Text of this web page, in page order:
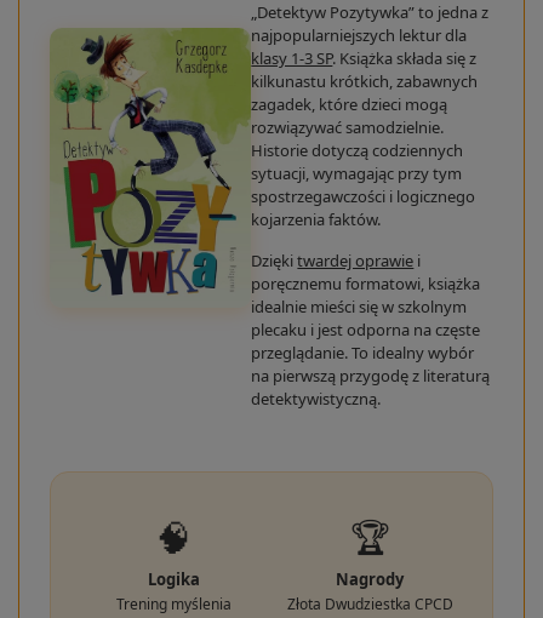
„Detektyw Pozytywka” to jedna z
najpopularniejszych lektur dla
klasy 1-3 SP. Książka składa się z
kilkunastu krótkich, zabawnych
zagadek, które dzieci mogą
rozwiązywać samodzielnie.
Historie dotyczą codziennych
sytuacji, wymagając przy tym
spostrzegawczości i logicznego
kojarzenia faktów.
Dziękitwardej oprawie i
poręcznemu formatowi, książka
idealnie mieści się w szkolnym
plecaku i jest odporna na częste
przeglądanie. To idealny wybór
na pierwszą przygodę z literaturą
detektywistyczną.
🧠
Logika
Trening myślenia
🏆
Nagrody
Złota Dwudziestka CPCD